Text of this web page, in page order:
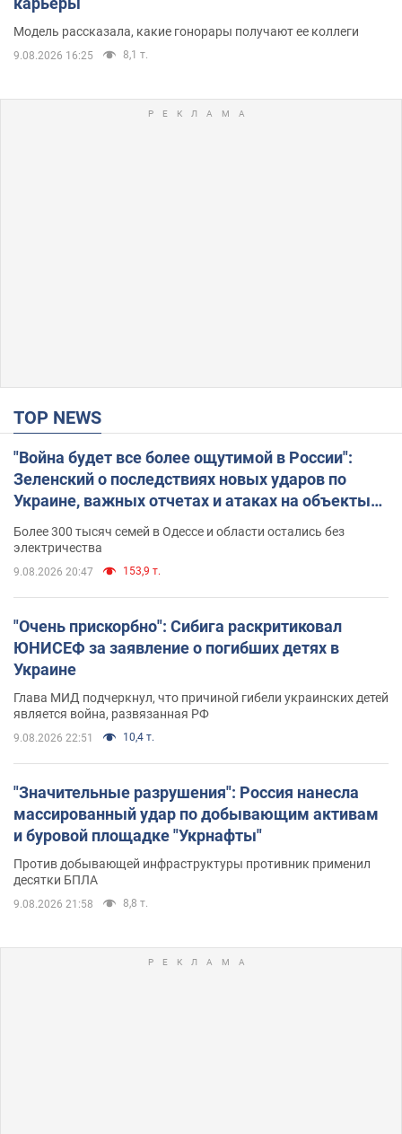
Модель рассказала, какие гонорары получают ее коллеги
9.08.2026 16:25 8,1 т.
TOP NEWS
"Война будет все более ощутимой в России":
Зеленский о последствиях новых ударов по
Украине, важных отчетах и атаках на объекты
противника. Видео
Более 300 тысяч семей в Одессе и области остались без
электричества
9.08.2026 20:47 153,9 т.
"Очень прискорбно": Сибига раскритиковал
ЮНИСЕФ за заявление о погибших детях в
Украине
Глава МИД подчеркнул, что причиной гибели украинских детей
является война, развязанная РФ
9.08.2026 22:51 10,4 т.
"Значительные разрушения": Россия нанесла
массированный удар по добывающим активам
и буровой площадке "Укрнафты"
Против добывающей инфраструктуры противник применил
десятки БПЛА
9.08.2026 21:58 8,8 т.